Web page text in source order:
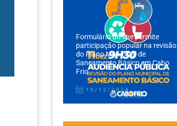
Formulário on-line permite
participação popular na revisão
do Plano Municipal de
Saneamento Básico em Cabo
Frio
10/12/2024